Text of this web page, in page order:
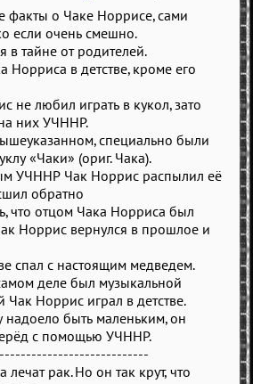
факты о Чаке Норрисе, сами
если очень смешно.
тайне от родителей.
Норриса в детстве, кроме его
не любил играть в кукол, зато
них УЧННР.
специально были
«Чаки» (ориг. Чака).
УЧННР Чак Норрис распылил её
обратно
что отцом Чака Норриса был
Норрис вернулся в прошлое и
спал с настоящим медведем.
деле был музыкальной
Чак Норрис играл в детстве.
надоело быть маленьким, он
с помощью УЧННР.
рак. Но он так крут, что